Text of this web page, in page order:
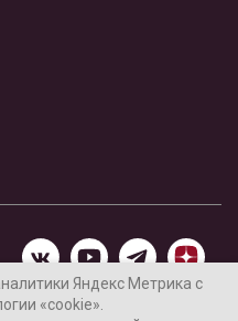
Интернет-газеты
Яндекс Метрика с
«cookie».